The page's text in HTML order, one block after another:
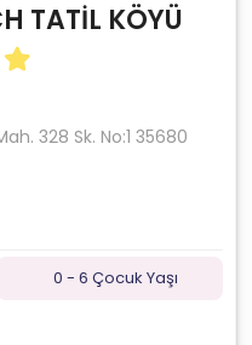
TATİL KÖYÜ
328 Sk. No:1 35680
0 - 6 Çocuk Yaşı